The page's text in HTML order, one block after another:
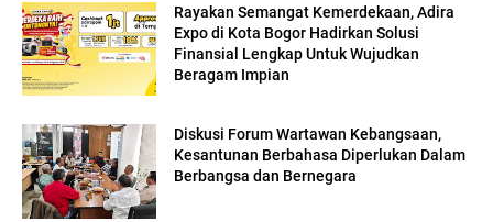
Rayakan Semangat Kemerdekaan, Adira
Expo di Kota Bogor Hadirkan Solusi
Finansial Lengkap Untuk Wujudkan
Beragam Impian
Diskusi Forum Wartawan Kebangsaan,
Kesantunan Berbahasa Diperlukan Dalam
Berbangsa dan Bernegara